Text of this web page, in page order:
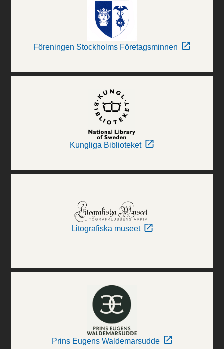
Föreningen Stockholms Företagsminnen
Kungliga Biblioteket
Litografiska museet
Prins Eugens Waldemarsudde